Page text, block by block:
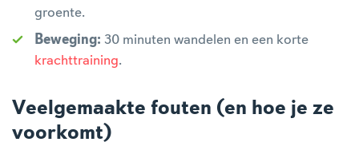
groente.
Beweging: 30 minuten wandelen en een korte
krachttraining.
Veelgemaakte fouten (en hoe je ze
voorkomt)